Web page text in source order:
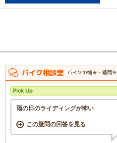
バイク相談室 バイクの悩み・疑問
Pick Up
雨の日のライディングが怖い
この疑問の回答を見る